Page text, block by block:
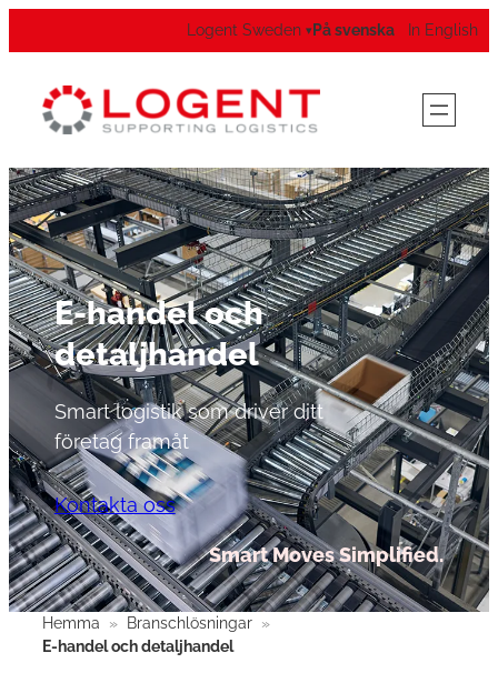
Logent Sweden ▾ På svenska In English
E-handel och
detaljhandel
Smart logistik som driver ditt
företag framåt
Kontakta oss
Smart Moves Simplified.
Hemma » Branschlösningar »
E-handel och detaljhandel